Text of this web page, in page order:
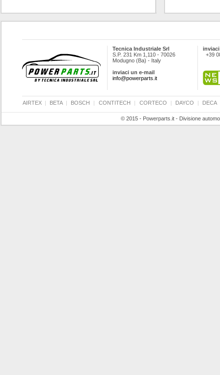
Tecnica Industriale Srl
S.P. 231 Km 1,110 - 70026
Modugno (Ba) - Italy
inviaci un e-mail
info@powerparts.it
+39
AIRTEX | BETA | BOSCH | CONTITECH | CORTECO | DAYCO | DECA
© 2015 - Powerparts.it - Divisione